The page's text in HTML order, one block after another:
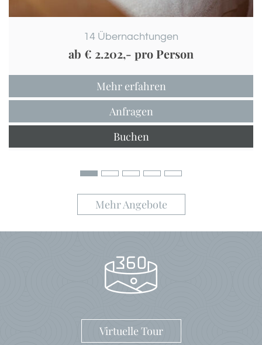
14 Übernachtungen
ab € 2.202,- pro Person
Mehr erfahren
Anfragen
Buchen
Mehr Angebote
Virtuelle Tour